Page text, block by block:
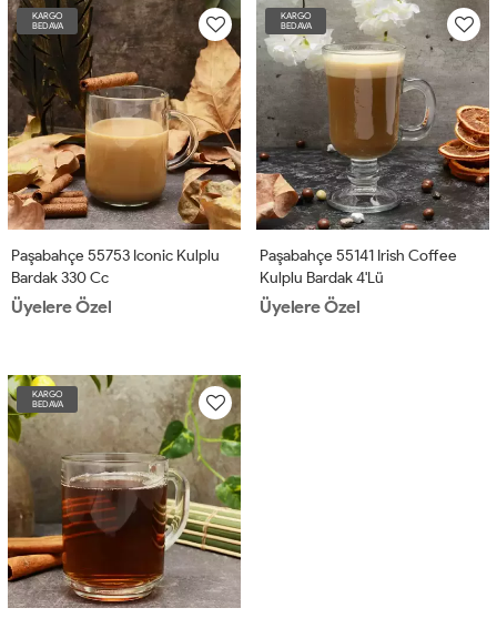
KARGO
BEDAVA
Paşabahçe 55753 Iconic Kulplu
Bardak 330 Cc
Üyelere Özel
KARGO
BEDAVA
Paşabahçe 55141 Irish Coffee
Kulplu Bardak 4'lü
Üyelere Özel
KARGO
BEDAVA